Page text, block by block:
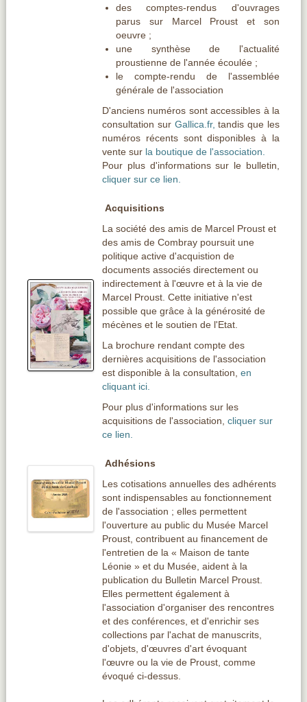
des comptes-rendus d'ouvrages
parus sur Marcel Proust et son
oeuvre ;
une synthèse de l'actualité
proustienne de l'année écoulée ;
le compte-rendu de l'assemblée
générale de l'association
D'anciens numéros sont accessibles à la
consultation sur Gallica.fr,tandis que les
numéros récents sont disponibles à la
vente sur la boutique de l'association.
Pour plus d'informations sur le bulletin,
cliquer sur ce lien.
Acquisitions
La société des amis de Marcel Proust et
des amis de Combray poursuit une
politique active d'acquistion de
documents associés directement ou
indirectement à l'œuvreet à la vie de
Marcel Proust. Cette initiative n'est
possible que grâce à la générosité de
mécènes et le soutien de l'Etat.
La brochure rendant compte des
dernières acquisitions de l'association
est disponible à la consultation, en
cliquant ici.
Pour plus d'informations sur les
acquisitions de l'association, cliquer sur
ce lien.
Adhésions
Les cotisations annuelles des adhérents
sont indispensables au fonctionnement
de l'association ; elles permettent
l'ouverture au public du Musée Marcel
Proust, contribuent au financement de
l'entretien de la « Maison de tante
Léonie » et du Musée, aident à la
publication du Bulletin Marcel Proust.
Elles permettent également à
l'association d'organiser des rencontres
et des conférences, et d'enrichir ses
collections par l'achat de manuscrits,
d'objets, d'œuvres d'art évoquant
l'œuvreou la vie de Proust, comme
évoqué ci-dessus.